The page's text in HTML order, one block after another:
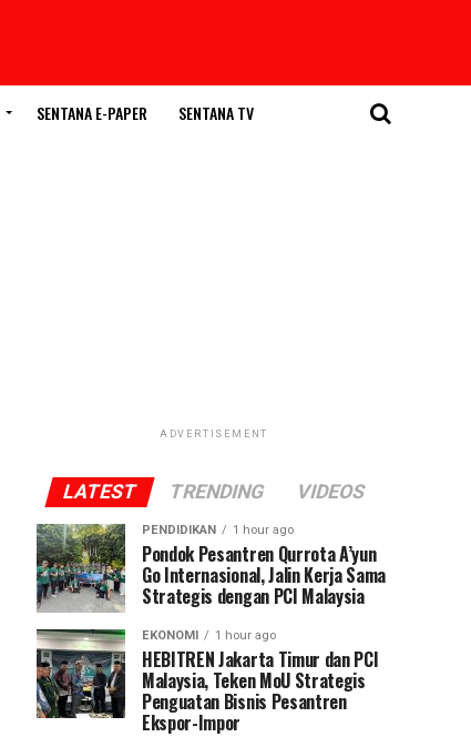
SENTANA E-PAPER SENTANA TV
ADVERTISEMENT
LATEST TRENDING VIDEOS
PENDIDIKAN 1 hour ago
Pondok Pesantren Qurrota A’yun
Go Internasional, Jalin Kerja Sama
Strategis dengan PCI Malaysia
EKONOMI 1 hour ago
HEBITREN Jakarta Timur dan PCI
Malaysia, Teken MoU Strategis
Penguatan Bisnis Pesantren
Ekspor-Impor